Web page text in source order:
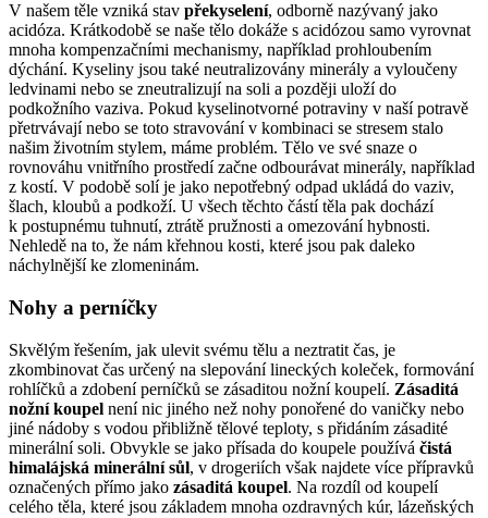
V našem těle vzniká stav překyselení, odborně nazývaný jako
acidóza. Krátkodobě se naše tělo dokáže s acidózou samo vyrovnat
mnoha kompenzačními mechanismy, například prohloubením
dýchání. Kyseliny jsou také neutralizovány minerály a vyloučeny
ledvinami nebo se zneutralizují na soli a později uloží do
podkožního vaziva. Pokud kyselinotvorné potraviny v naší potravě
přetrvávají nebo se toto stravování v kombinaci se stresem stalo
našim životním stylem, máme problém. Tělo ve své snaze o
rovnováhu vnitřního prostředí začne odbourávat minerály, například
z kostí. V podobě solí je jako nepotřebný odpad ukládá do vaziv,
šlach, kloubů a podkoží. U všech těchto částí těla pak dochází
k postupnému tuhnutí, ztrátě pružnosti a omezování hybnosti.
Nehledě na to, že nám křehnou kosti, které jsou pak daleko
náchylnější ke zlomeninám.
Nohy a perníčky
Skvělým řešením, jak ulevit svému tělu a neztratit čas, je
zkombinovat čas určený na slepování lineckých koleček, formování
rohlíčků a zdobení perníčků se zásaditou nožní koupelí. Zásaditá
nožní koupel není nic jiného než nohy ponořené do vaničky nebo
jiné nádoby s vodou přibližně tělové teploty, s přidáním zásadité
minerální soli. Obvykle se jako přísada do koupele používá čistá
himalájská minerální sůl, v drogeriích však najdete více přípravků
označených přímo jako zásaditá koupel. Na rozdíl od koupelí
celého těla, které jsou základem mnoha ozdravných kúr, lázeňských